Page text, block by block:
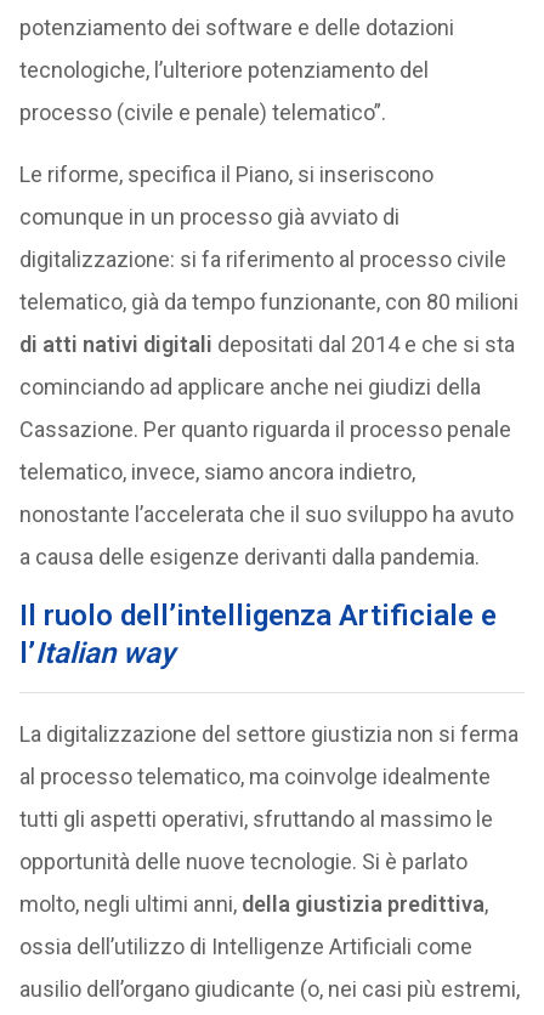
potenziamento dei software e delle dotazioni
tecnologiche, l’ulteriore potenziamento del
processo (civile e penale) telematico”.
Le riforme, specifica il Piano, si inseriscono
comunque in un processo già avviato di
digitalizzazione: si fa riferimento al processo civile
telematico, già da tempo funzionante, con 80 milioni
di atti nativi digitali depositati dal 2014 e che si sta
cominciando ad applicare anche nei giudizi della
Cassazione. Per quanto riguarda il processo penale
telematico, invece, siamo ancora indietro,
nonostante l’accelerata che il suo sviluppo ha avuto
a causa delle esigenze derivanti dalla pandemia.
Il ruolo dell’intelligenza Artificiale e
l’Italian way
La digitalizzazione del settore giustizia non si ferma
al processo telematico, ma coinvolge idealmente
tutti gli aspetti operativi, sfruttando al massimo le
opportunità delle nuove tecnologie. Si è parlato
molto, negli ultimi anni,della giustizia predittiva,
ossia dell’utilizzo di Intelligenze Artificiali come
ausilio dell’organo giudicante (o, nei casi più estremi,